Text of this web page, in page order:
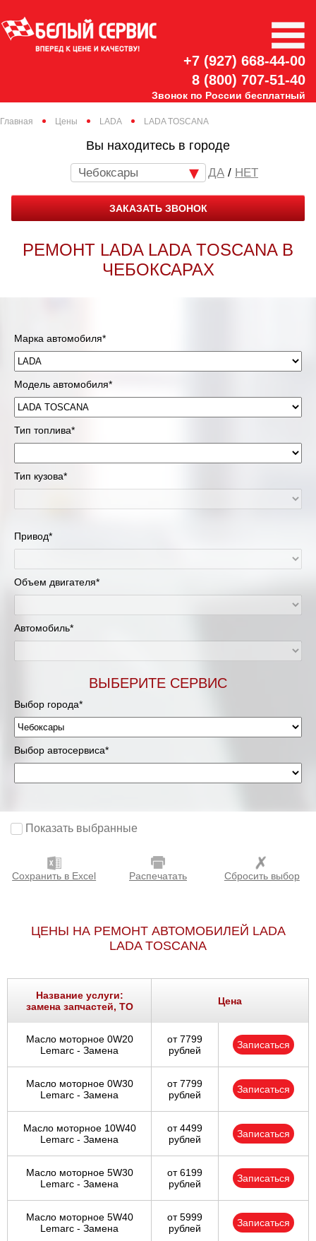
+7 (927) 668-44-00
8 (800) 707-51-40
Звонок по России бесплатный
Главная Цены LADA LADA TOSCANA
Вы находитесь в городе
Чебоксары / НЕТ
ЗАКАЗАТЬ ЗВОНОК
РЕМОНТ LADA LADA TOSCANA В
ЧЕБОКСАРАХ
Марка автомобиля*
Модель автомобиля*
Тип топлива*
Тип кузова*
Привод*
Объем двигателя*
Автомобиль*
ВЫБЕРИТЕ СЕРВИС
Выбор города*
Выбор автосервиса*
Показать выбранные
Сохранить в Excel Распечатать Сбросить выбор
ЦЕНЫ НА РЕМОНТ АВТОМОБИЛЕЙ LADA
LADA TOSCANA
Название услуги:
замена запчастей, ТО
Цена
Масло моторное 0W20
Lemarc - Замена
от 7799
рублей
Записаться
Масло моторное 0W30
Lemarc - Замена
от 7799
рублей
Записаться
Масло моторное 10W40
Lemarc - Замена
от 4499
рублей
Записаться
Масло моторное 5W30
Lemarc - Замена
от 6199
рублей
Записаться
Масло моторное 5W40
Lemarc - Замена
от 5999
рублей
Записаться